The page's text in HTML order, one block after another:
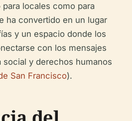
locales como para
ha convertido en un lugar
y un espacio donde los
con los mensajes
social y derechos humanos
San Francisco).